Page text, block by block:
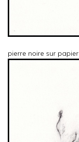
pierre noire sur